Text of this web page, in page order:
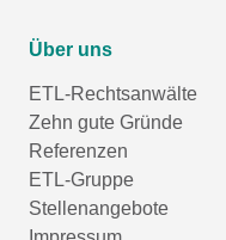
Über uns
ETL-Rechtsanwälte
Zehn gute Gründe
Referenzen
ETL-Gruppe
Stellenangebote